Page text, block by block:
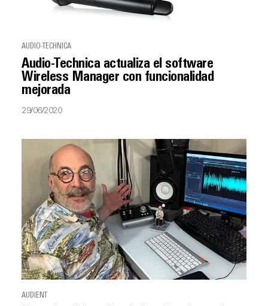
AUDIO-TECHNICA
Audio-Technica actualiza el software
Wireless Manager con funcionalidad
mejorada
29/06/2020
AUDIENT